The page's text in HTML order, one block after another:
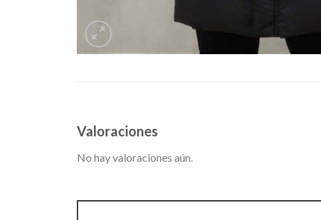
Valoraciones
No hay valoraciones aún.